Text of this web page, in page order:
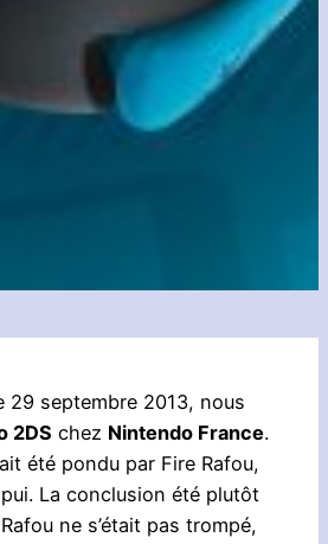
29 septembre 2013, nous
2DS chez Nintendo France.
été pondu par Fire Rafou,
La conclusion été plutôt
ne s’était pas trompé,